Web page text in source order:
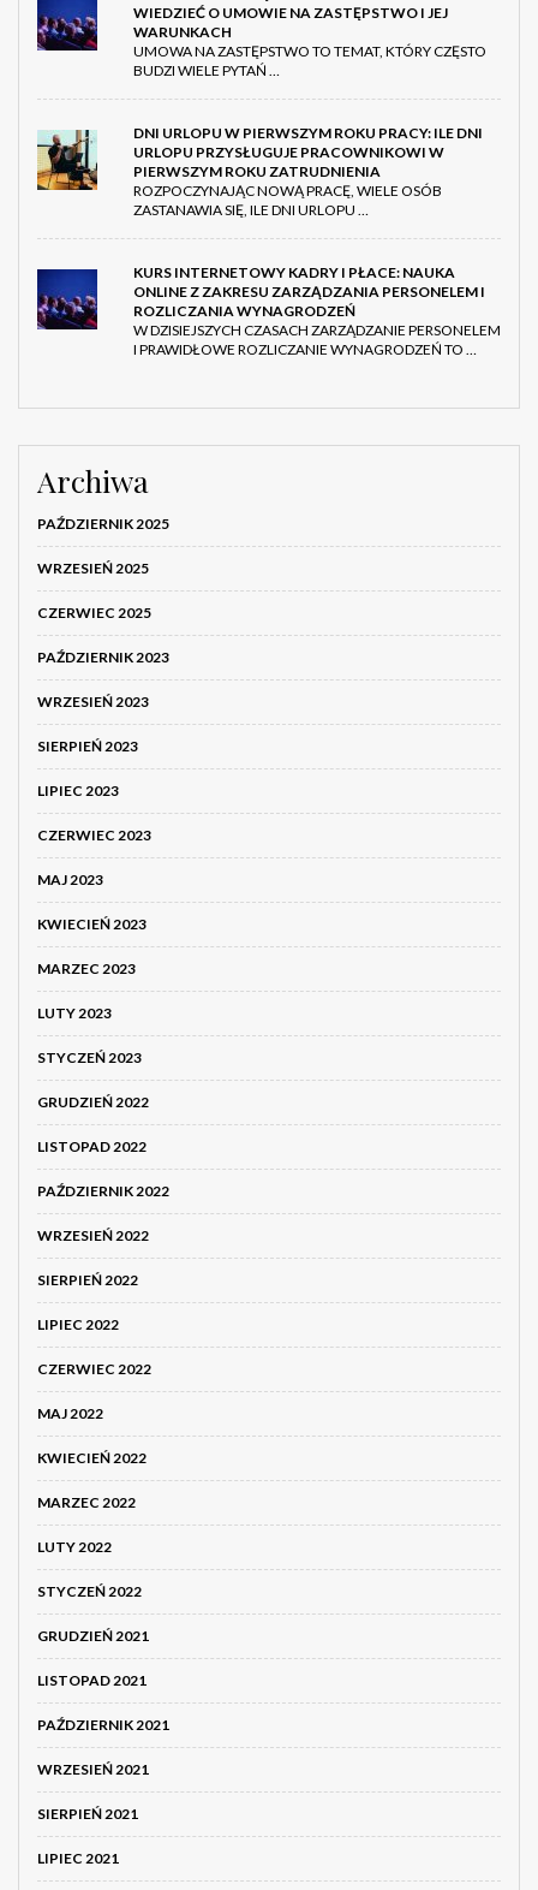
WIEDZIEĆ O UMOWIE NA ZASTĘPSTWO I JEJ
WARUNKACH
UMOWA NA ZASTĘPSTWO TO TEMAT, KTÓRY CZĘSTO
BUDZI WIELE PYTAŃ …
DNI URLOPU W PIERWSZYM ROKU PRACY: ILE DNI
URLOPU PRZYSŁUGUJE PRACOWNIKOWI W
PIERWSZYM ROKU ZATRUDNIENIA
ROZPOCZYNAJĄC NOWĄ PRACĘ, WIELE OSÓB
ZASTANAWIA SIĘ, ILE DNI URLOPU …
KURS INTERNETOWY KADRY I PŁACE: NAUKA
ONLINE Z ZAKRESU ZARZĄDZANIA PERSONELEM I
ROZLICZANIA WYNAGRODZEŃ
W DZISIEJSZYCH CZASACH ZARZĄDZANIE PERSONELEM
I PRAWIDŁOWE ROZLICZANIE WYNAGRODZEŃ TO …
Archiwa
PAŹDZIERNIK 2025
WRZESIEŃ 2025
CZERWIEC 2025
PAŹDZIERNIK 2023
WRZESIEŃ 2023
SIERPIEŃ 2023
LIPIEC 2023
CZERWIEC 2023
MAJ 2023
KWIECIEŃ 2023
MARZEC 2023
LUTY 2023
STYCZEŃ 2023
GRUDZIEŃ 2022
LISTOPAD 2022
PAŹDZIERNIK 2022
WRZESIEŃ 2022
SIERPIEŃ 2022
LIPIEC 2022
CZERWIEC 2022
MAJ 2022
KWIECIEŃ 2022
MARZEC 2022
LUTY 2022
STYCZEŃ 2022
GRUDZIEŃ 2021
LISTOPAD 2021
PAŹDZIERNIK 2021
WRZESIEŃ 2021
SIERPIEŃ 2021
LIPIEC 2021